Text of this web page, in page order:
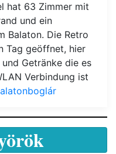
hat 63 Zimmer mit
und ein
Balaton. Die Retro
Tag geöffnet, hier
Getränke die es
Verbindung ist